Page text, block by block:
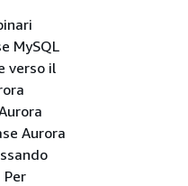
MySQL
verso il
Aurora